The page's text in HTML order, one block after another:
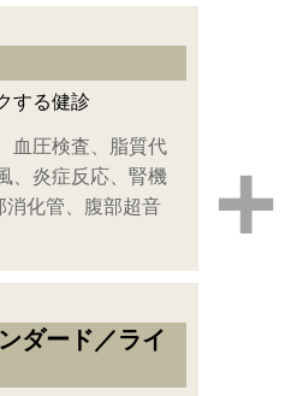
する健診
血圧検査、脂質代
、炎症反応、腎機
消化管、腹部超音
ダード／ライ